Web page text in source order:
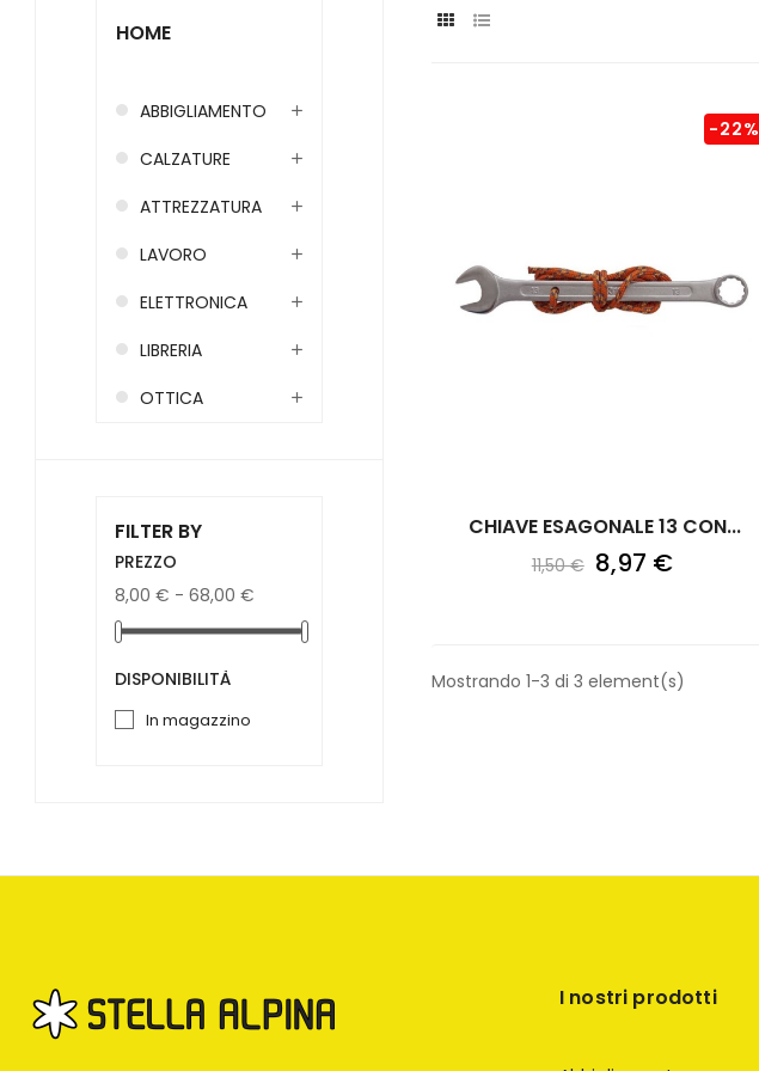
HOME
ABBIGLIAMENTO
CALZATURE
ATTREZZATURA
LAVORO
ELETTRONICA
LIBRERIA
OTTICA
FILTER BY
PREZZO
8,00 € - 68,00 €
DISPONIBILITÀ
in magazzino
CHIAVE ESAGONALE 13 CON...
11,50 €
-22%
8,97 €
Mostrando 1-3 di 3 element(s)
I nostri prodotti